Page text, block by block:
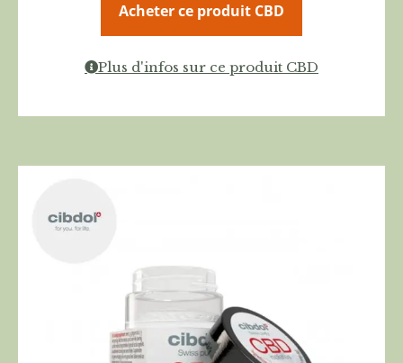
Acheter ce produit CBD
Plus d'infos sur ce produit CBD